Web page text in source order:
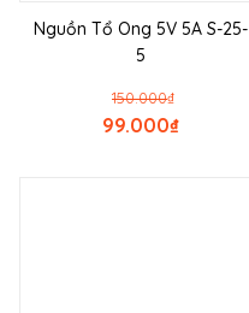
Nguồn Tổ Ong 5V 5A S-25-
5
₫
150.000
₫
99.000